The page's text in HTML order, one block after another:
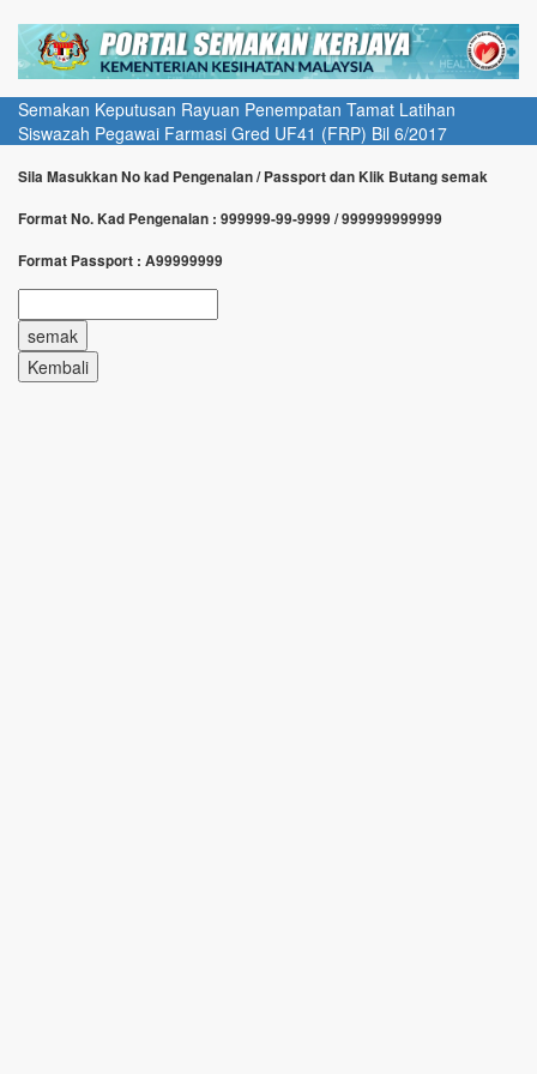
Semakan Keputusan Rayuan Penempatan Tamat Latihan
Siswazah Pegawai Farmasi Gred UF41 (FRP) Bil 6/2017
Sila Masukkan No kad Pengenalan / Passport dan Klik Butang semak
Format No. Kad Pengenalan : 999999-99-9999 / 999999999999
Format Passport : A99999999